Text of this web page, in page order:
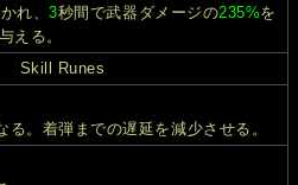
れ、3秒間で武器ダメージの235%を
える。
Skill Runes
る。着弾までの遅延を減少させる。